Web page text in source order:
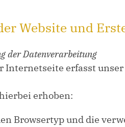
Website und
der Datenverarbeitung
Internetseite erfasst
erhoben:
Browsertyp und die